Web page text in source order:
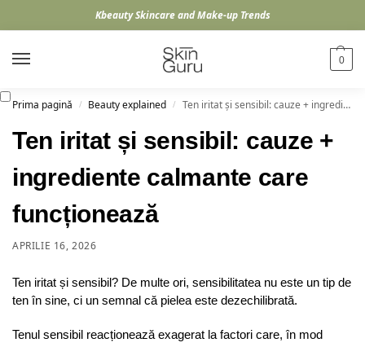
Kbeauty Skincare and Make-up Trends
0
Prima pagină / Beauty explained / Ten iritat și sensibil: cauze + ingrediente calmante care funcționează
Ten iritat și sensibil: cauze +
ingrediente calmante care
funcționează
APRILIE 16, 2026
Ten iritat și sensibil? De multe ori, sensibilitatea nu este un tip de
ten în sine, ci un semnal că pielea este dezechilibrată.
Tenul sensibil reacționează exagerat la factori care, în mod